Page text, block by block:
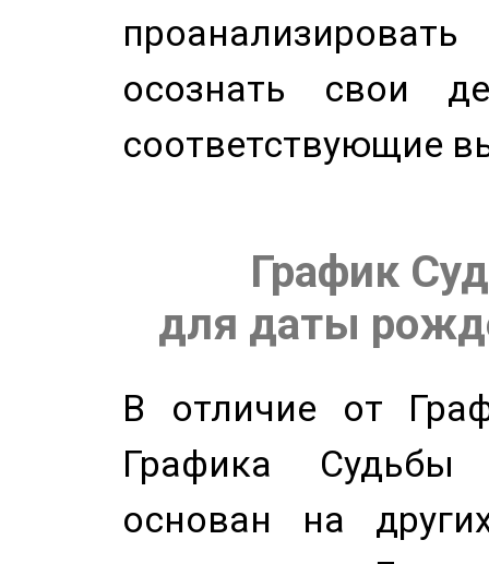
осознать свои
соответствующие
График
для даты
В отличие от
Графика
основан на